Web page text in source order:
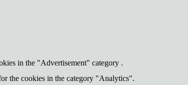
in the "Advertisement" category .
the cookies in the category "Analytics".